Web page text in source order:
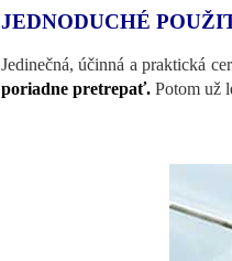
JEDNODUCHÉ
Jedinečná, účinná a praktická
poriadne pretrepať. Potom už